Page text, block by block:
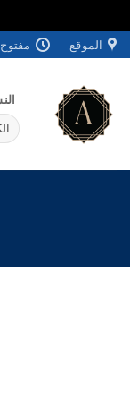
تخطي
للمحتوى
الموقع مفتوح